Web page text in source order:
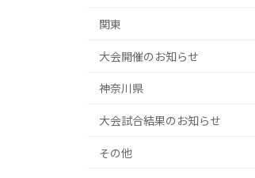
関東
大会開催のお知らせ
神奈川県
大会試合結果のお知らせ
その他